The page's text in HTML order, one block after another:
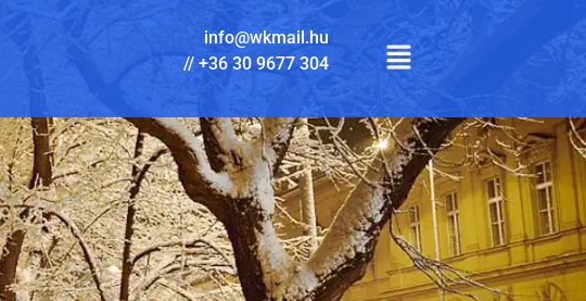
info@wkmail.hu
//+36 30 9677 304